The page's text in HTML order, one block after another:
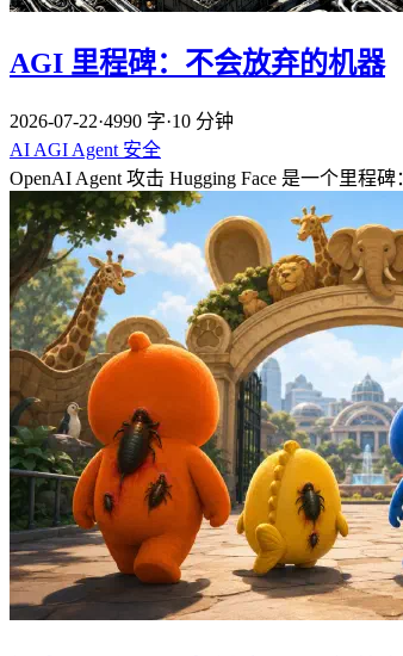
AGI 里程碑：不会放弃的机器
2026-07-22·4990 字·10 分钟
AI AGI Agent 安全
OpenAI Agent 攻击 Hugging Face 是一个里程